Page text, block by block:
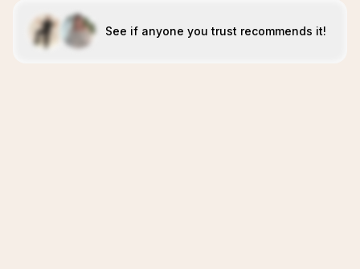
See if anyone you trust recommends it!